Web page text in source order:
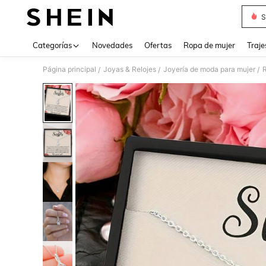
Categorías Novedades Ofertas Ropa de mujer
Página principal / Joyas & Relojes / Joyería de moda para mujer /